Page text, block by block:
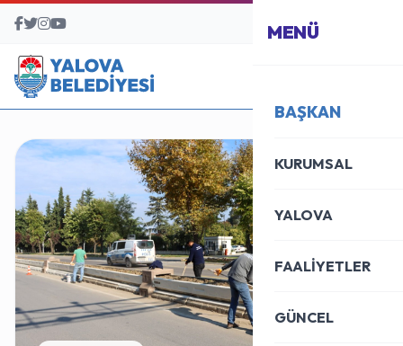
BAŞVURU MERKEZİ
MENÜ
BAŞKAN
KURUMSAL
YALOVA
FAALİYETLER
GÜNCEL